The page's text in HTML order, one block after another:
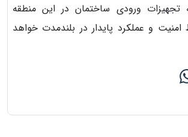
تجهیزات ورودی ساختمان در این منطقه
امنیت و عملکرد پایدار در بلندمدت خواهد